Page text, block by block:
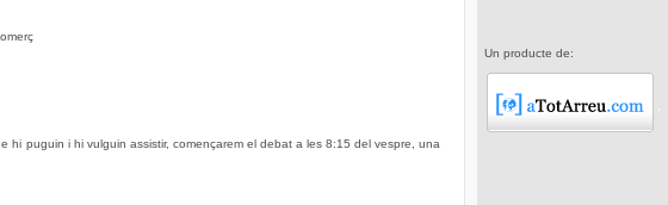
puguin i hi vulguin assistir, començarem el debat a les 8:15 del vespre, una
Un producte de: